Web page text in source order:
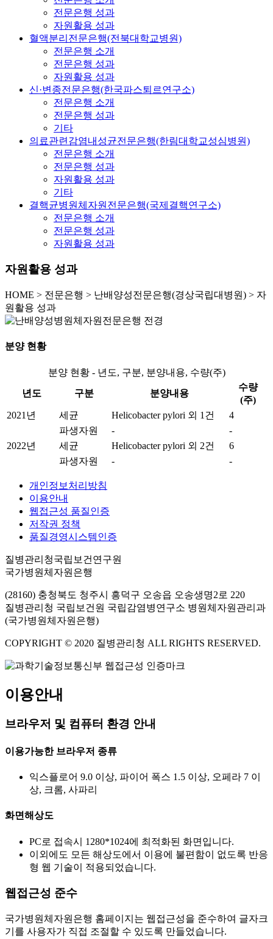
전문은행 성과
자원활용 성과
혈액분리전문은행(전북대학교병원)
전문은행 소개
전문은행 성과
자원활용 성과
신·변종전문은행(한국파스퇴르연구소)
전문은행 소개
전문은행 성과
기타
의료관련감염내성균전문은행(한림대학교성심병원)
전문은행 소개
전문은행 성과
자원활용 성과
기타
결핵균병원체자원전문은행(국제결핵연구소)
전문은행 소개
전문은행 성과
자원활용 성과
자원활용 성과
HOME > 전문은행 > 난배양성전문은행(경상국립대병원) > 자
원활용 성과
분양 현황
분양 현황 - 년도, 구분, 분양내용, 수량(주)
년도
구분 분양내용
수량
(주)
2021년
세균 Helicobacter pylori 외 1건
4
파생자원
-
-
2022년
세균 Helicobacter pylori 외 2건
6
파생자원
- -
개인정보처리방침
이용안내
웹접근성 품질인증
저작권 정책
품질경영시스템인증
질병관리청국립보건연구원
국가병원체자원은행
(28160) 충청북도 청주시 흥덕구 오송읍 오송생명2로 220
질병관리청 국립보건원 국립감염병연구소 병원체자원관리과
(국가병원체자원은행)
COPYRIGHT © 2020 질병관리청 ALL RIGHTS RESERVED.
이용안내
브라우저 및 컴퓨터 환경 안내
이용가능한 브라우저 종류
익스플로어 9.0 이상, 파이어 폭스 1.5 이상, 오페라 7 이
상, 크롬, 사파리
화면해상도
PC로 접속시 1280*1024에 최적화된 화면입니다.
이외에도 모든 해상도에서 이용에 불편함이 없도록 반응
형 웹 기술이 적용되었습니다.
웹접근성 준수
국가병원체자원은행 홈페이지는 웹접근성을 준수하여 글자크
기를 사용자가 직접 조절할 수 있도록 만들었습니다.